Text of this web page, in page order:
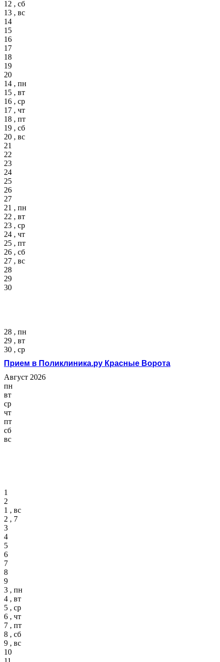
12 , сб
13 , вс
14
15
16
17
18
19
20
14 , пн
15 , вт
16 , ср
17 , чт
18 , пт
19 , сб
20 , вс
21
22
23
24
25
26
27
21 , пн
22 , вт
23 , ср
24 , чт
25 , пт
26 , сб
27 , вс
28
29
30
28 , пн
29 , вт
30 , ср
Прием в Поликлиника.ру Красные Ворота
Август 2026
пн
вт
ср
чт
пт
сб
вс
1
2
1 , вс
2 , 7
3
4
5
6
7
8
9
3 , пн
4 , вт
5 , ср
6 , чт
7 , пт
8 , сб
9 , вс
10